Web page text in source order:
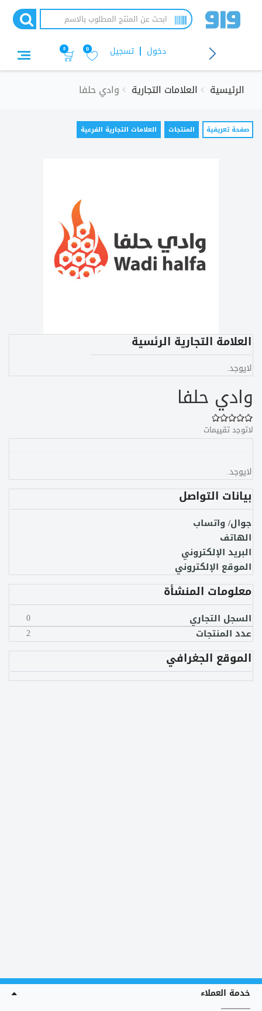
تسجيل دخول 0
0
الرئيسية العلامات التجارية وادي حلفا
التبويبات
صفحة تعريفية (علامة
التبويب
المنتجات العلامات التجارية الفرعية
العلامة التجارية الرئسية
لايوجد.
وادي حلفا
لاتوجد تقييمات
لايوجد.
بيانات التواصل
جوال/ واتساب
الهاتف
البريد الإلكتروني
الموقع الإلكتروني
معلومات المنشأة
السجل التجاري 0
عدد المنتجات 2
الموقع الجغرافي
خدمة العملاء